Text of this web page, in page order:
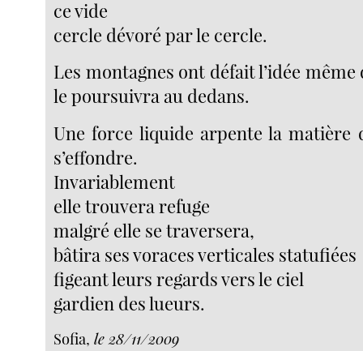
ce vide
cercle dévoré par le cercle.
Les montagnes ont défait l’idée même
le poursuivra au dedans.
Une force liquide arpente la matière
s’effondre.
Invariablement
elle trouvera refuge
malgré elle se traversera,
bâtira ses voraces verticales statufiées
figeant leurs regards vers le ciel
gardien des lueurs.
Sofia,le 28/11/2009